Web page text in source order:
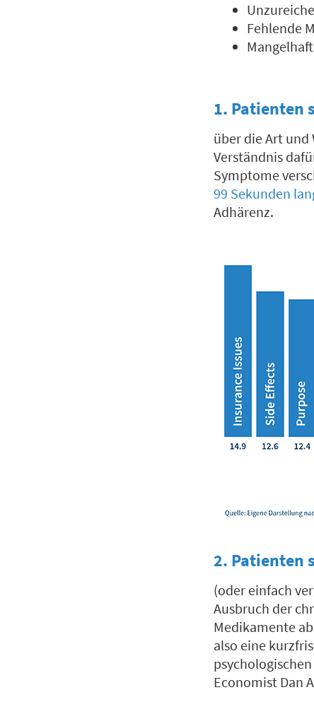
Fehlende
1. Patienten
über die Art und
Verständnis
Symptome
99 Sekunden
Adhärenz.
2. Patienten
(oder einfach
Ausbruch der
Medikamente
also eine
Economist Dan